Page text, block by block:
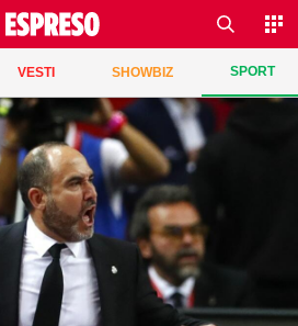
VESTI SHOWBIZ SPORT